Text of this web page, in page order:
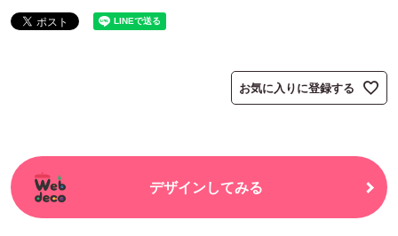
お気に入りに登録する
デザインしてみる